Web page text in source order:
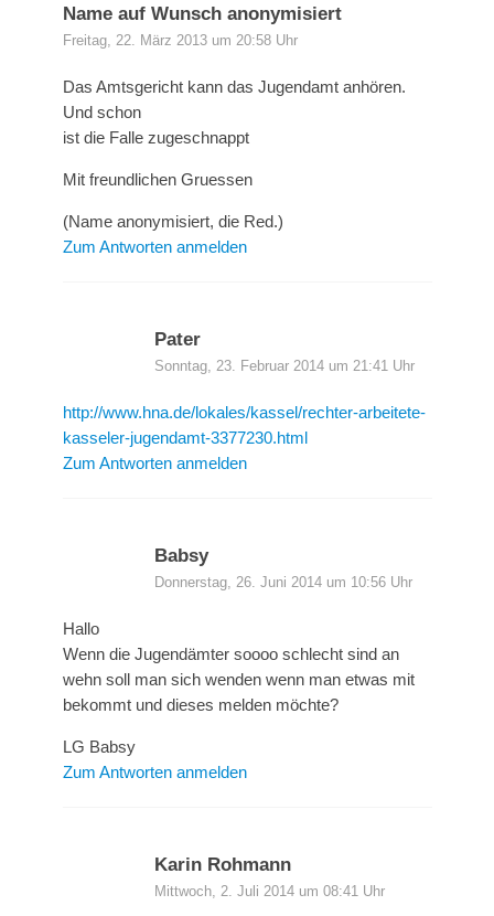
Name auf Wunsch anonymisiert
Freitag, 22. März 2013 um 20:58 Uhr
Das Amtsgericht kann das Jugendamt anhören.
Und schon
ist die Falle zugeschnappt
Mit freundlichen Gruessen
(Name anonymisiert, die Red.)
Zum Antworten anmelden
Pater
Sonntag, 23. Februar 2014 um 21:41 Uhr
http://www.hna.de/lokales/kassel/rechter-arbeitete-
kasseler-jugendamt-3377230.html
Zum Antworten anmelden
Babsy
Donnerstag, 26. Juni 2014 um 10:56 Uhr
Hallo
Wenn die Jugendämter soooo schlecht sind an
wehn soll man sich wenden wenn man etwas mit
bekommt und dieses melden möchte?
LG Babsy
Zum Antworten anmelden
Karin Rohmann
Mittwoch, 2. Juli 2014 um 08:41 Uhr